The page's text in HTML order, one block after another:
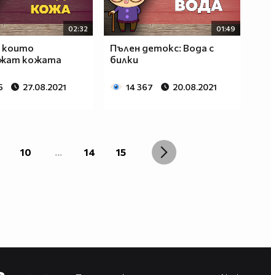
02:32
които
кожата
27.08.2021
01:49
Пълен детокс: Вода с
билки
14 367 20.08.2021
10 ... 14 15